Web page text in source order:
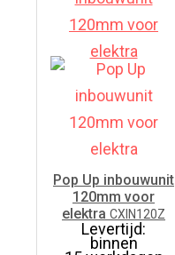
Pop Up inbouwunit
120mm voor
elektraCXIN120Z
Levertijd:
binnen